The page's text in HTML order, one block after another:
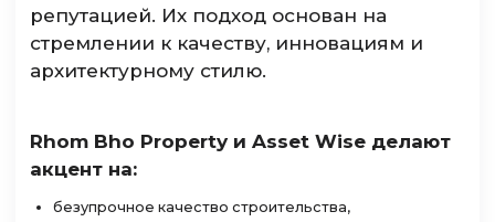
репутацией. Их подход основан на
стремлении к качеству, инновациям и
архитектурному стилю.
Rhom Bho Property и Asset Wise делают
акцент на:
безупрочное качество строительства,